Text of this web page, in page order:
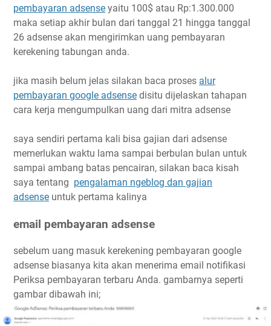
pembayaran adsense yaitu 100$ atau Rp:1.300.000
maka setiap akhir bulan dari tanggal 21 hingga tanggal
26 adsense akan mengirimkan uang pembayaran
kerekening tabungan anda.
jika masih belum jelas silakan baca proses alur
pembayaran google adsense disitu dijelaskan tahapan
cara kerja mengumpulkan uang dari mitra adsense
saya sendiri pertama kali bisa gajian dari adsense
memerlukan waktu lama sampai berbulan bulan untuk
sampai ambang batas pencairan, silakan baca kisah
saya tentang pengalaman ngeblog dan gajian
adsense untuk pertama kalinya
email pembayaran adsense
sebelum uang masuk kerekening pembayaran google
adsense biasanya kita akan menerima email notifikasi
Periksa pembayaran terbaru Anda. gambarnya seperti
gambar dibawah ini;